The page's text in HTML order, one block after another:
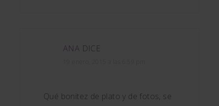
ANA DICE
Qué bonitez de plato y de fotos, se